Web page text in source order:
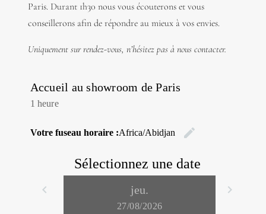
Paris. Durant 1h30 nous vous écouterons et vous
conseillerons afin de répondre au mieux à vos envies.
Uniquement sur rendez-vous, n’hésitez pas à nous contacter.